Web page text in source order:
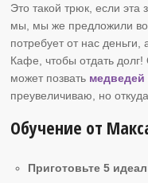
Это такой трюк, если эта
мы, мы же предложили
потребует от нас деньги,
Кафе, чтобы отдать долг!
может позвать медведей
преувеличиваю, но
Обучение от
Приготовьте 5